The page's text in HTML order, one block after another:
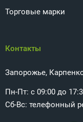
Торговые марки
Контакты
Запорожье,
Пн-Пт: с 09:00 до
Сб-Вс: телефонный